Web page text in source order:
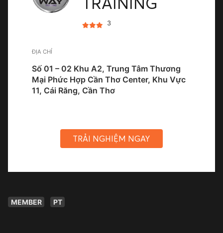
3
ĐỊA CHỈ
Số 01 – 02 Khu A2, Trung Tâm Thương
Mại Phức Hợp Cần Thơ Center, Khu Vực
11, Cái Răng, Cần Thơ
TRẢI NGHIỆM NGAY
MEMBER PT